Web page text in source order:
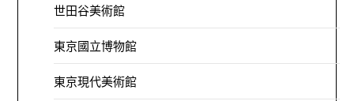
世田谷美術館
東京國立博物館
東京現代美術館